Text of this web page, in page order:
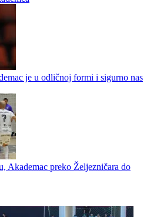
do finala Premijer lige